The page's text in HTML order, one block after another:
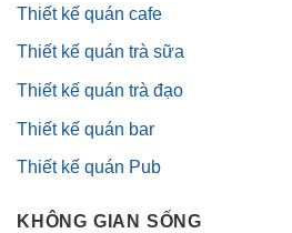
Thiết kế quán cafe
Thiết kế quán trà sữa
Thiết kế quán trà đạo
Thiết kế quán bar
Thiết kế quán Pub
KHÔNG GIAN SỐNG